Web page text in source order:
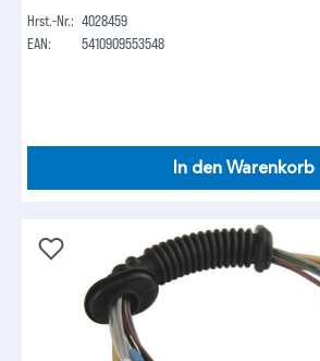
Hrst.-Nr.: 4028459
EAN:
5410909553548
In den Warenkorb